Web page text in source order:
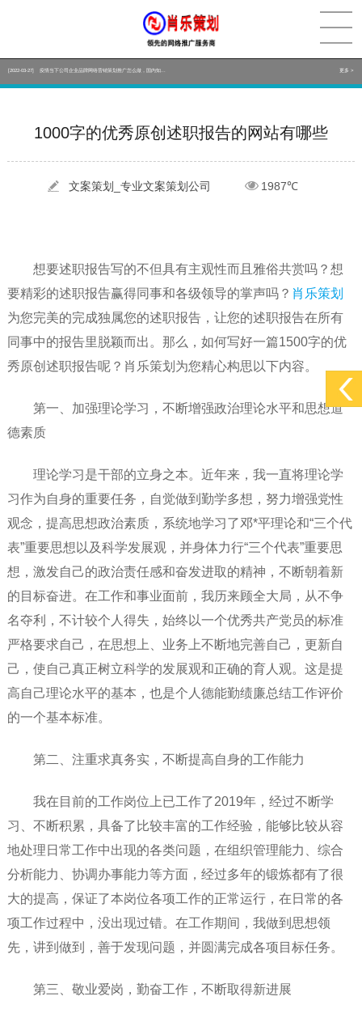
实体门店如何做网络推广吸引客户，实体店网络营销技巧...
污水处理设备厂家产品如何做网络推广（污水处理项目网... 更多 >
[2022-03-27] 疫情当下公司企业品牌网络营销策划推广怎么做，国内知... 更多 >
实体门店如何做网络推广吸引客户，实体店网络营销技巧...
疫情当下公司企业品牌网络营销策划推广怎么做，国内知...
1000字的优秀原创述职报告的网站有哪些
文案策划_专业文案策划公司 1987℃
想要述职报告写的不但具有主观性而且雅俗共赏吗？想
要精彩的述职报告赢得同事和各级领导的掌声吗？ 肖乐策划
为您完美的完成独属您的述职报告，让您的述职报告在所有
同事中的报告里脱颖而出。那么，如何写好一篇1500字的优
秀原创述职报告呢？肖乐策划为您精心构思以下内容。
第一、加强理论学习，不断增强政治理论水平和思想道
德素质
理论学习是干部的立身之本。近年来，我一直将理论学
习作为自身的重要任务，自觉做到勤学多想，努力增强党性
观念，提高思想政治素质，系统地学习了邓*平理论和“三个代
表”重要思想以及科学发展观，并身体力行“三个代表”重要思
想，激发自己的政治责任感和奋发进取的精神，不断朝着新
的目标奋进。在工作和事业面前，我历来顾全大局，从不争
名夺利，不计较个人得失，始终以一个优秀共产党员的标准
严格要求自己，在思想上、业务上不断地完善自己，更新自
己，使自己真正树立科学的发展观和正确的育人观。这是提
高自己理论水平的基本，也是个人德能勤绩廉总结工作评价
的一个基本标准。
第二、注重求真务实，不断提高自身的工作能力
我在目前的工作岗位上已工作了2019年，经过不断学
习、不断积累，具备了比较丰富的工作经验，能够比较从容
地处理日常工作中出现的各类问题，在组织管理能力、综合
分析能力、协调办事能力等方面，经过多年的锻炼都有了很
大的提高，保证了本岗位各项工作的正常运行，在日常的各
项工作过程中，没出现过错。在工作期间，我做到思想领
先，讲到做到，善于发现问题，并圆满完成各项目标任务。
第三、敬业爱岗，勤奋工作，不断取得新进展